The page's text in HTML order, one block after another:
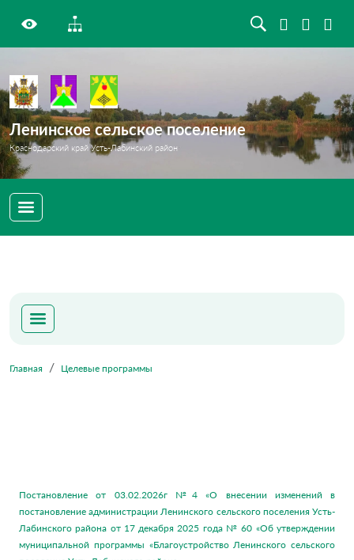
Ленинское сельское поселение
Краснодарский край Усть-Лабинский район
Главная Целевые программы
Постановление от 03.02.2026г №4 «О внесении изменений в
постановление администрации Ленинского сельского поселения Усть-
Лабинского района от 17 декабря 2025 года № 60 «Об утверждении
муниципальной программы «Благоустройство Ленинского сельского